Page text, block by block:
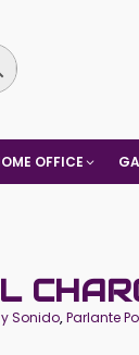
OFFICE
Sonido,Parlante